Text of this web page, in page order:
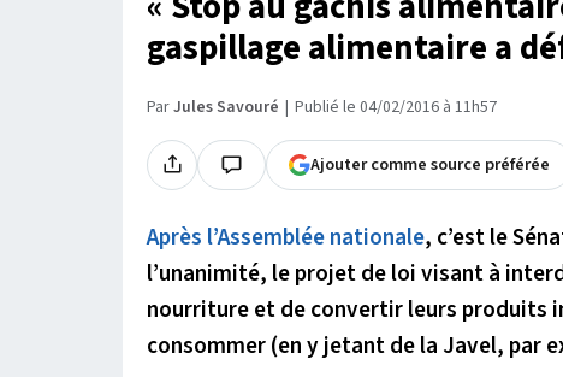
gaspillage alimentaire a
ParJules Savouré Publié le 04/02/2016 à 11h57
Ajouter comme source préférée
Après l’Assemblée nationale, c’est le
l’unanimité, le projet de loi visant à
nourriture et de convertir leurs produits
consommer (en y jetant de la Javel, par